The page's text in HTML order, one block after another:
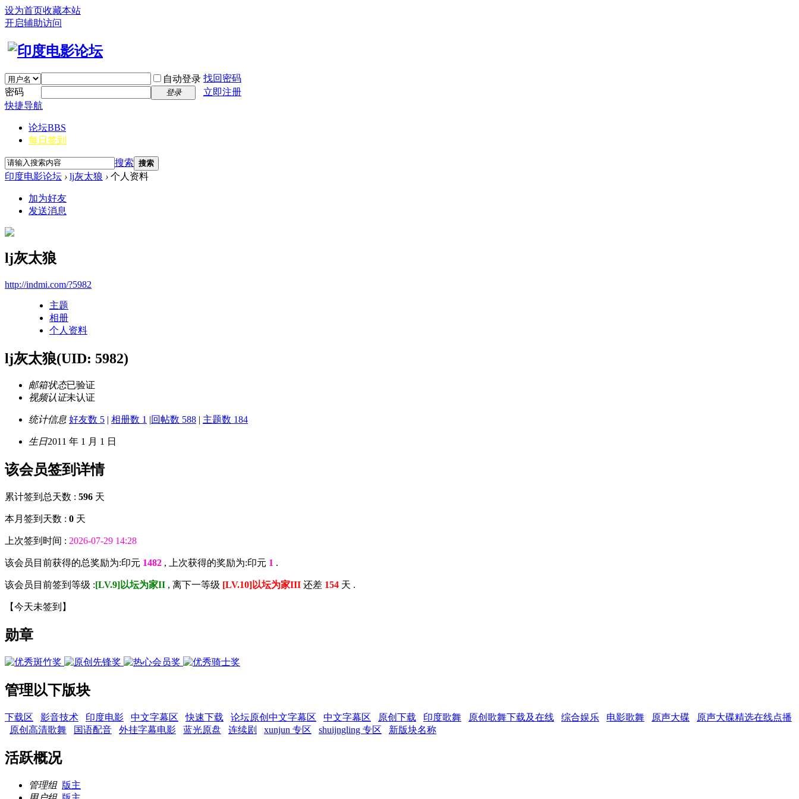
设为首页收藏本站
开启辅助访问
自动登录 找回密码
密码
登录
立即注册
快捷导航
论坛BBS
每日签到
搜索 搜索
印度电影论坛 › lj灰太狼 › 个人资料
加为好友
发送消息
lj灰太狼
http://indmi.com/?5982
主题
相册
个人资料
lj灰太狼(UID: 5982)
邮箱状态已验证
视频认证未认证
统计信息 好友数 5 | 相册数 1 |回帖数 588 | 主题数 184
生日2011 年 1 月 1 日
该会员签到详情
累计签到总天数 : 596 天
本月签到天数 : 0 天
上次签到时间 : 2026-07-29 14:28
该会员目前获得的总奖励为:印元 1482 , 上次获得的奖励为:印元 1 .
该会员目前签到等级 :[LV.9]以坛为家II , 离下一等级 [LV.10]以坛为家III 还差 154 天 .
【今天未签到 】
勋章
管理以下版块
下载区 影音技术 印度电影 中文字幕区 快速下载 论坛原创中文字幕区 中文字幕区 原创下载 印度歌舞 原创歌舞下载及在线 综合娱乐 电影歌舞 原声大碟
原声大碟精选在线点播
原创高清歌舞
国语配音 外挂字幕电影 蓝光原盘 连续剧 xunjun 专区 shuijngling 专区 新版块名称
活跃概况
管理组 版主